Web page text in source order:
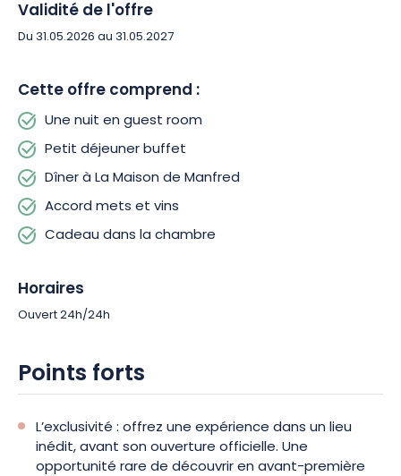
d’ordre l’excellence. Ce lieu de vie vous accueille également
m2 d’espaces événementiels. L’ouverture prochaine est
découvrir en avant-première..
Offrez dès maintenant ce coffret cadeau, et gâtez vos
proches avec cette escapade mêlant confort, élégance et
découvertes sensorielles, dans un lieu emblématique !
Validité de l'offre
Du 31.05.2026 au 31.05.2027
Cette offre comprend :
Une nuit en guest room
Petit déjeuner buffet
Dîner à La Maison de Manfred
Accord mets et vins
Cadeau dans la chambre
Horaires
Ouvert 24h/24h
Points forts
L’exclusivité : offrez une expérience dans un lieu
inédit, avant son ouverture officielle. Une
opportunité rare de découvrir en avant-première